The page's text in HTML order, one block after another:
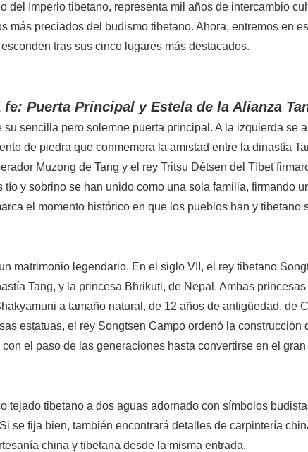
del Imperio tibetano, representa mil años de intercambio
más preciados del budismo tibetano. Ahora, entremos en
tras sus cinco lugares más destacados.
Puerta Principal y Estela de la Alianza
sencilla pero solemne puerta principal. A la izquierda se
de piedra que conmemora la amistad entre la dinastía
Muzong de Tang y el rey Tritsu Détsen del Tíbet
y sobrino se han unido como una sola familia, firmando
el momento histórico en que los pueblos han y tibetano
matrimonio legendario. En el siglo VII, el rey tibetano
Tang, y la princesa Bhrikuti, de Nepal. Ambas
a tamaño natural, de 12 años de antigüedad, de
estatuas, el rey Songtsen Gampo ordenó la construcción
el paso de las generaciones hasta convertirse en el
tejado tibetano a dos aguas adornado con símbolos
se fija bien, también encontrará detalles de carpintería
china y tibetana desde la misma entrada.